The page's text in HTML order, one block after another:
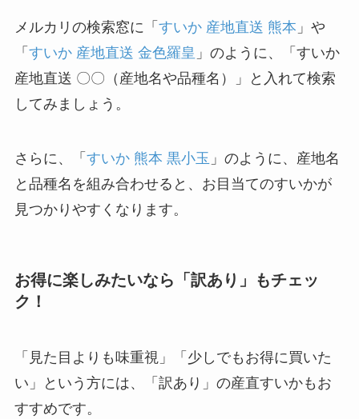
メルカリの検索窓に「 すいか 産地直送 熊本 」や
「 すいか 産地直送 金色羅皇 」のように、「すいか
産地直送 〇〇（産地名や品種名）」と入れて検索
してみましょう。
さらに、「 すいか 熊本 黒小玉 」のように、産地名
と品種名を組み合わせると、お目当てのすいかが
見つかりやすくなります。
お得に楽しみたいなら「訳あり」もチェッ
ク！
「見た目よりも味重視」「少しでもお得に買いた
い」という方には、「訳あり」の産直すいかもお
すすめです。